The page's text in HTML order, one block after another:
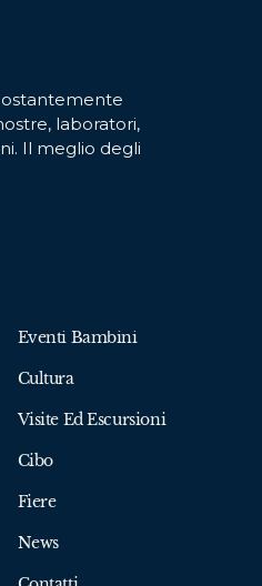
laboratori,
Il meglio degli
Eventi Bambini
Cultura
Visite Ed Escursioni
Cibo
Fiere
News